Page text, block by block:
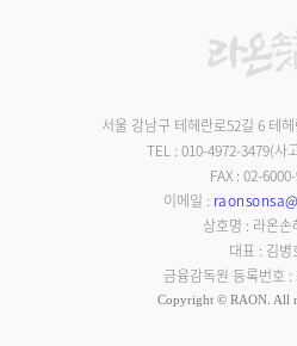
서울 강남구 테헤란로52길 6 테
TEL : 010-4972-3479(사
FAX : 02-
이메일 :
상호명 : 라온손
대표 : 김병
금융감독원 등록번호
Copyright © RAON. All